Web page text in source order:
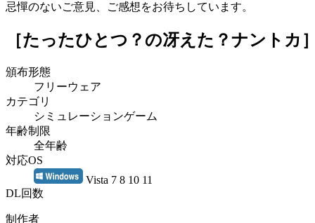
忌憚のないご意見、ご感想をお待ちしています。
［たったひとつ？の冴えた？ナントカ
頒布形態
フリーウェア
カテゴリ
シミュレーションゲーム
年齢制限
全年齢
対応OS
Vista 7 8 10 11
DL回数
制作者